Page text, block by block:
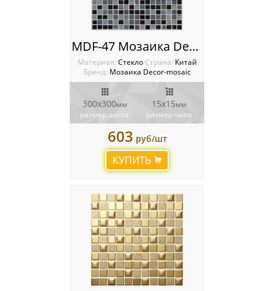
MDF-47 Мозаика Decor-mosaic
Материал: Стекло Cтрана: Китай
Бренд: Мозаика Decor-mosaic
300x300мм
размер листа
15х15мм
размер чипа
603 руб/шт
КУПИТЬ